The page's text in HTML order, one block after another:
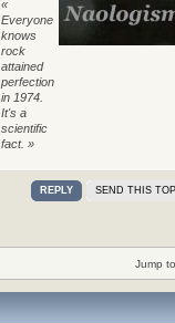
«
Everyone
knows
rock
attained
perfection
in 1974.
It's a
scientific
fact. »
REPLY SEND THIS
Jump